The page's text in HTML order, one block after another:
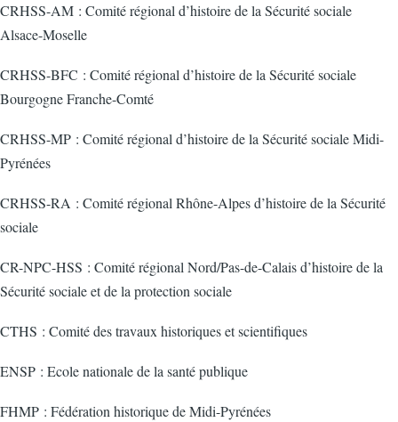
CRHSS-AM : Comité régional d’histoire de la Sécurité sociale
Alsace-Moselle
CRHSS-BFC : Comité régional d’histoire de la Sécurité sociale
Bourgogne Franche-Comté
CRHSS-MP : Comité régional d’histoire de la Sécurité sociale Midi-
Pyrénées
CRHSS-RA : Comité régional Rhône-Alpes d’histoire de la Sécurité
sociale
CR-NPC-HSS : Comité régional Nord/Pas-de-Calais d’histoire de la
Sécurité sociale et de la protection sociale
CTHS : Comité des travaux historiques et scientifiques
ENSP : Ecole nationale de la santé publique
FHMP : Fédération historique de Midi-Pyrénées